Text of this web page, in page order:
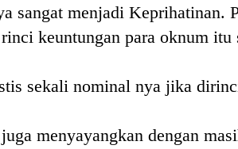
sangat menjadi Keprihatinan.
rinci keuntungan para oknum itu
sekali nominal nya jika
menyayangkan dengan